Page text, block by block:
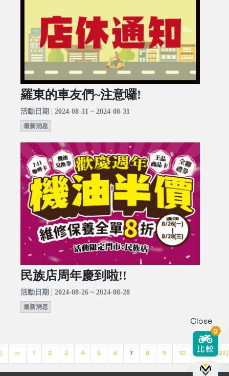
羅東的車友們~注意囉!
活動日期 | 2024-08-31 ~ 2024-08-31
最新消息
民族店周年慶到啦!!
活動日期 | 2024-08-26 ~ 2024-08-28
最新消息
<< 1 2 3 4 5 6 7 8 9 10 >> [23]
Close
0